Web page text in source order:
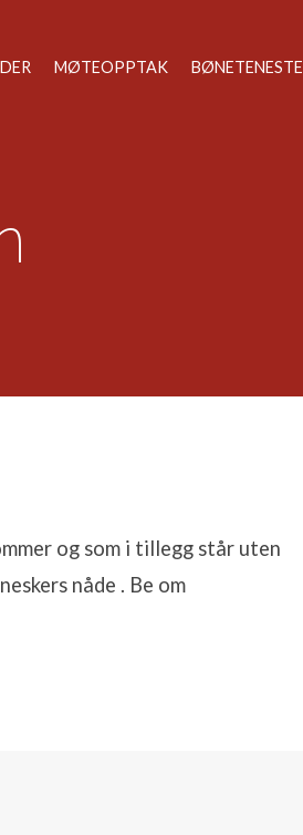
MØTEOPPTAK BØNETENESTE
og som i tillegg står uten
nåde . Be om